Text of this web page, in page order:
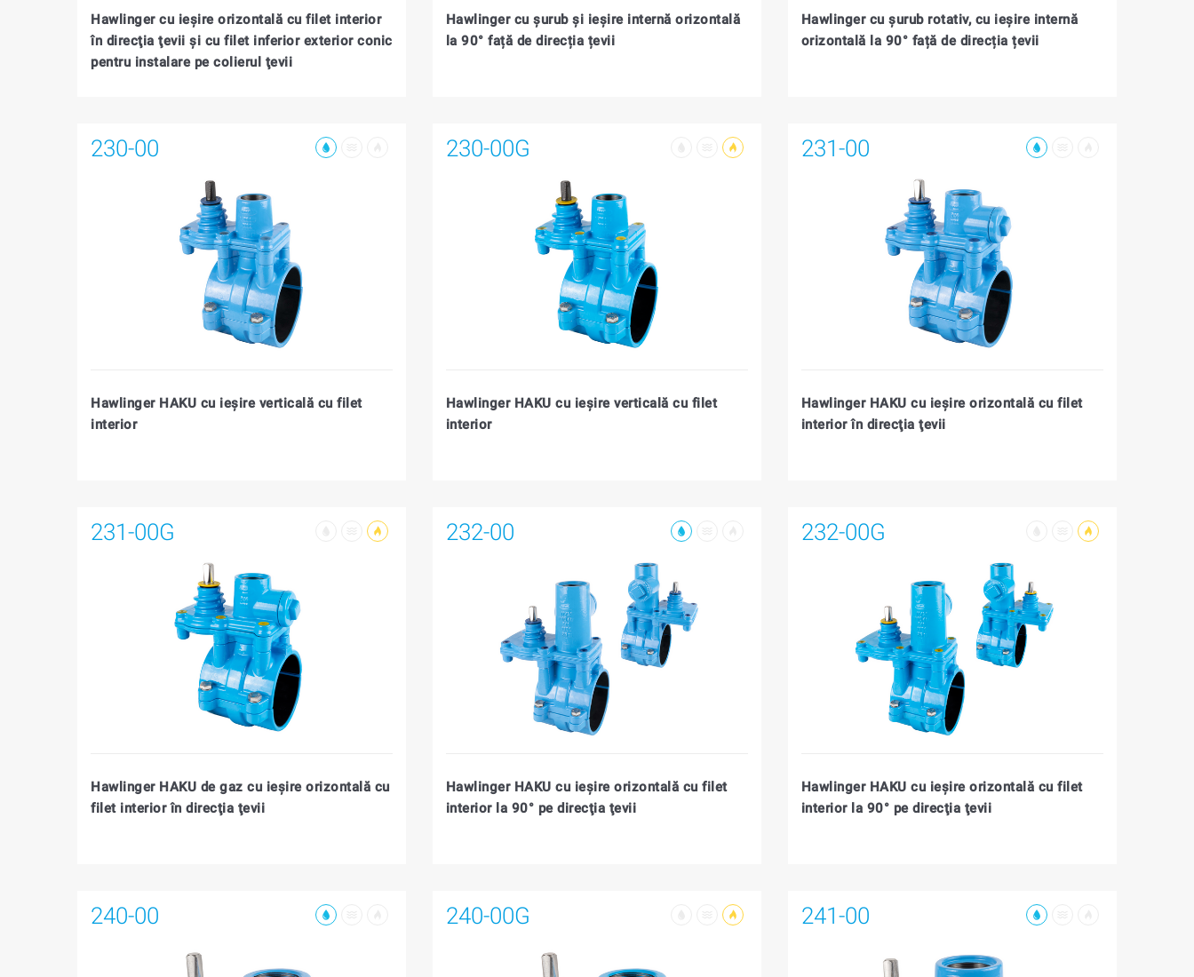
Hawlinger cu ieşire orizontală cu filet interior
în direcţia ţevii şi cu filet inferior exterior conic
pentru instalare pe colierul ţevii
Hawlinger cu șurub și ieșire internă orizontală
la 90° față de direcția țevii
Hawlinger cu șurub rotativ, cu ieșire internă
orizontală la 90° față de direcția țevii
230-00
Hawlinger HAKU cu ieşire verticală cu filet
interior
230-00G
Hawlinger HAKU cu ieşire verticală cu filet
interior
231-00
Hawlinger HAKU cu ieşire orizontală cu filet
interior în direcţia ţevii
231-00G
Hawlinger HAKU de gaz cu ieşire orizontală cu
filet interior în direcţia ţevii
232-00
Hawlinger HAKU cu ieşire orizontală cu filet
interior la 90° pe direcţia ţevii
232-00G
Hawlinger HAKU cu ieşire orizontală cu filet
interior la 90° pe direcţia ţevii
240-00 240-00G 241-00